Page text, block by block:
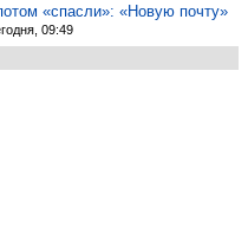
«спасли»: «Новую почту»
09:49